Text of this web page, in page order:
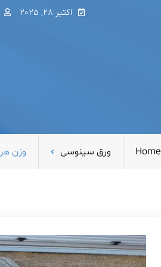
اکتبر 28, 2025
Home ورق سینوسی وزن